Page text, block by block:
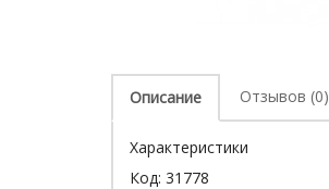
Описание Отзывов (0)
Характеристики
Код: 31778